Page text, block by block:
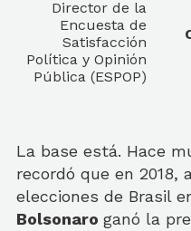
Director de la
Encuesta de
Satisfacción
Política y Opinión
Pública (ESPOP)
La base está. Hace
recordó que en 2018,
elecciones de Brasil
Bolsonaro ganó la